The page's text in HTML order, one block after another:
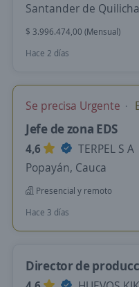
Santander de
$ 3.996.474,00 (Mensual)
Hace 2 días
Se precisa Urgente
Jefe de zona EDS
4,6
TERPEL S A
Popayán, Cauca
Presencial y remoto
Hace 3 días
Director de